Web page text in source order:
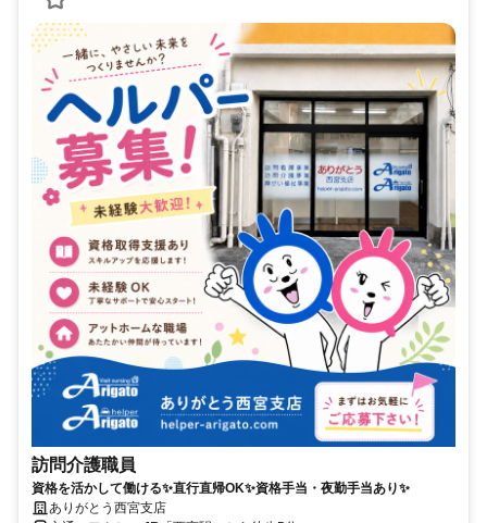
訪問介護職員
資格を活かして働ける✨直行直帰OK✨資格手当・夜勤手当あり✨
ありがとう西宮支店